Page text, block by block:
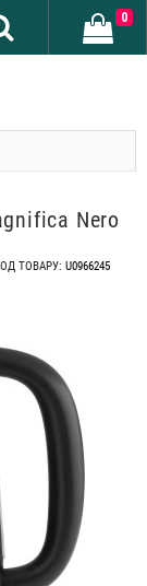
0
Nero
ТОВАРУ: U0966245